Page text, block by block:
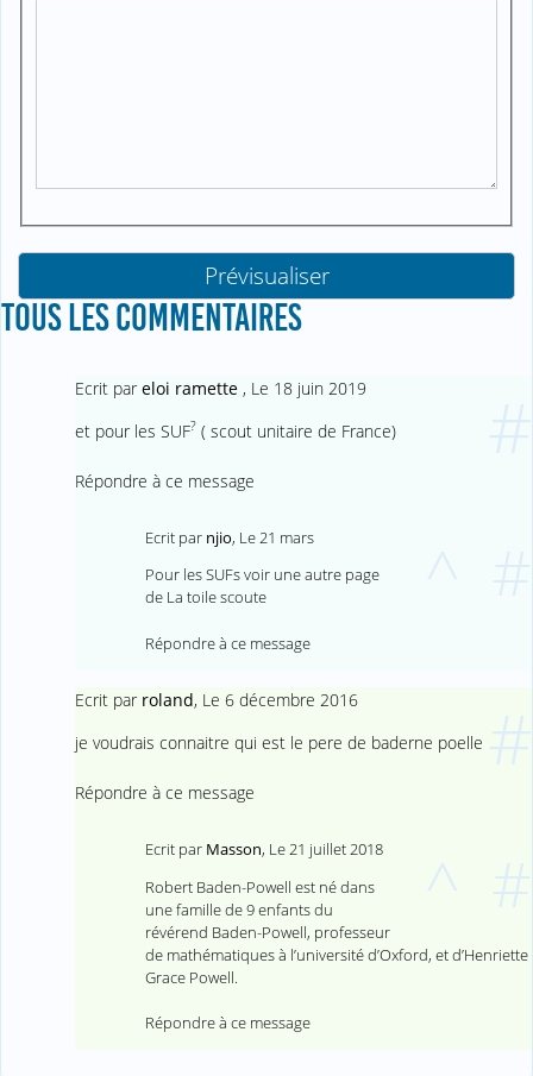
TOUS LES COMMENTAIRES
Ecrit par eloi ramette , Le 18 juin 2019
et pour les SUF?( scout unitaire de France)
Répondre à ce message
Ecrit par njio, Le 21 mars
Pour les SUFs voir une autre page
de La toile scoute
Répondre à ce message
Ecrit par roland, Le 6 décembre 2016
je voudrais connaitre qui est le pere de baderne poelle
Répondre à ce message
Ecrit par Masson, Le 21 juillet 2018
Robert Baden-Powell est né dans
une famille de 9 enfants du
révérend Baden-Powell, professeur
de mathématiques à l’université d’Oxford, et d’Henriette
Grace Powell.
Répondre à ce message